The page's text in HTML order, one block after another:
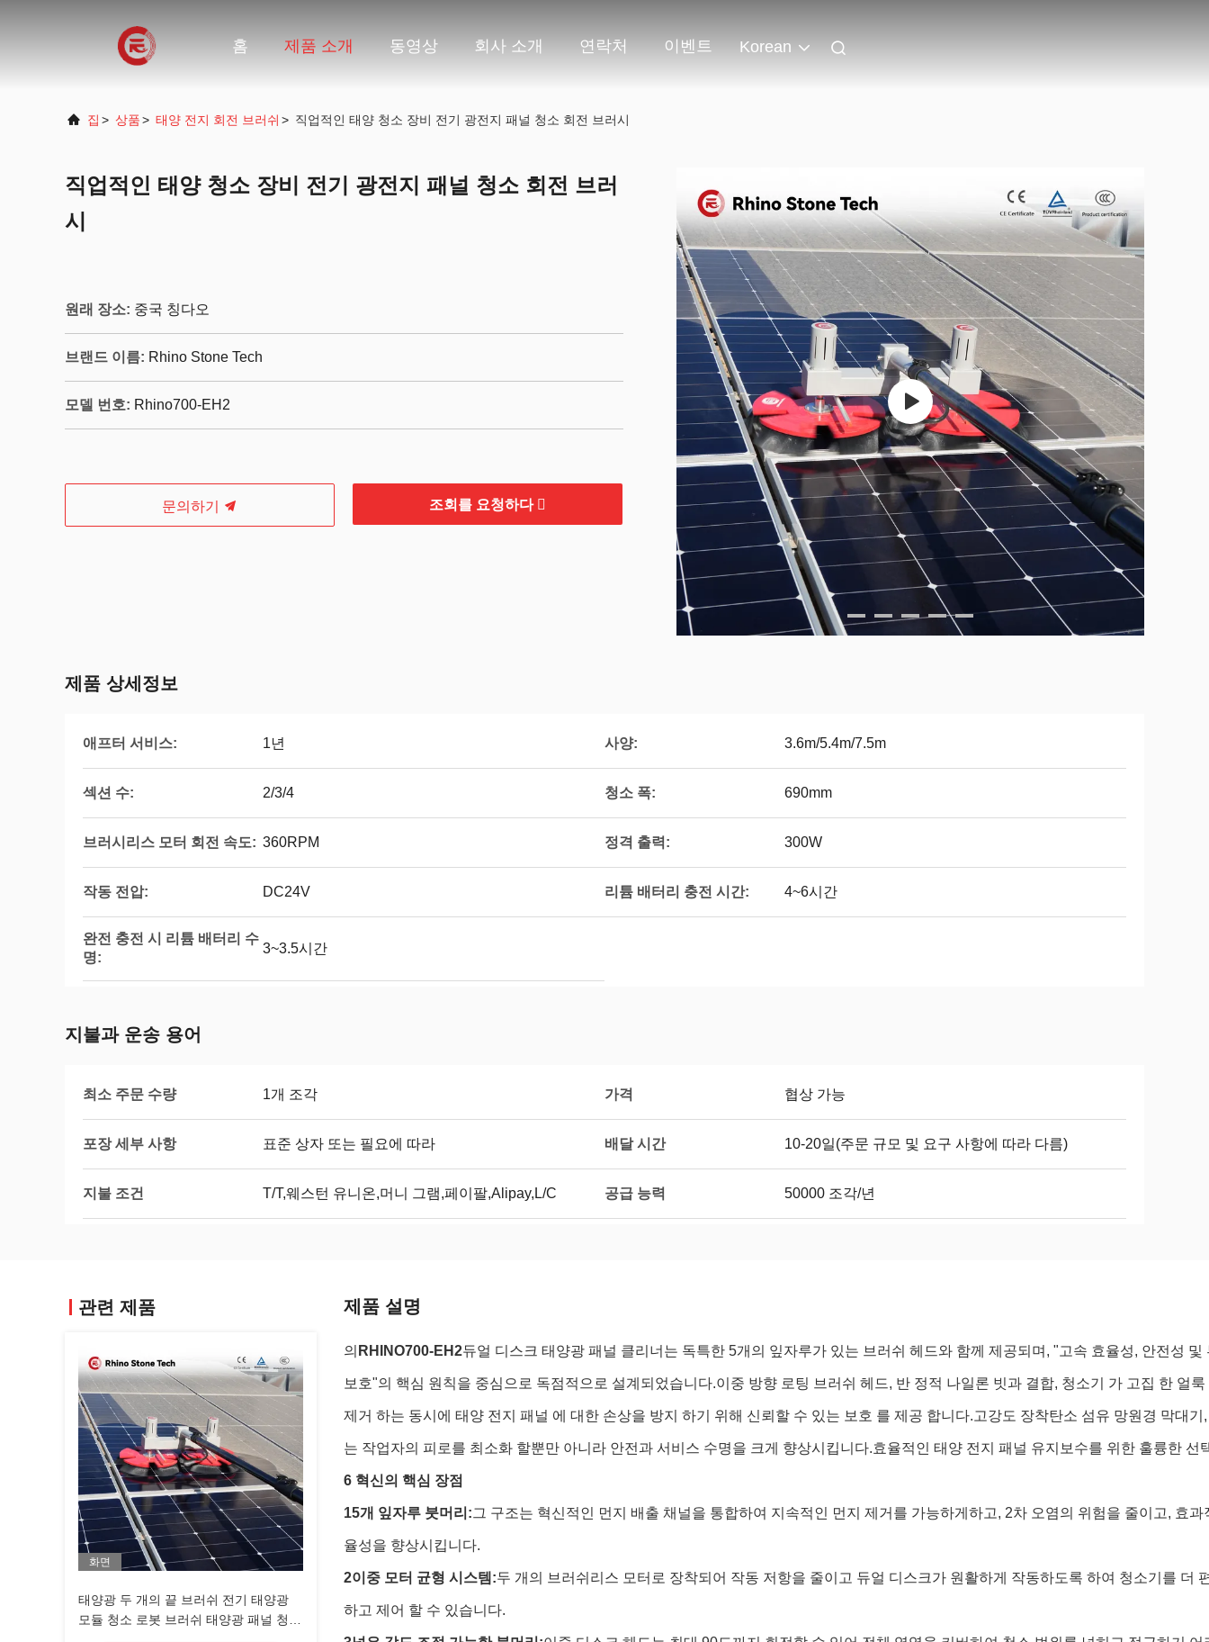
홈 제품 소개 동영상 회사 소개 연락처 이벤트 Korean
집 > 상품> 태양 전지 회전 브러쉬 > 직업적인 태양 청소 장비 전기 광전지 패널 청소 회전 브러시
직업적인 태양 청소 장비 전기 광전지 패널 청소 회전 브러
시
원래 장소: 중국 칭다오
브랜드 이름: Rhino Stone Tech
모델 번호: Rhino700-EH2
문의하기 조회를 요청하다
제품 상세정보
애프터 서비스: 1년 사양: 3.6m/5.4m/7.5m
섹션 수: 2/3/4 청소 폭: 690mm
브러시리스 모터 회전 속도: 360RPM 정격 출력: 300W
작동 전압: DC24V 리튬 배터리 충전 시간: 4~6시간
완전 충전 시 리튬 배터리 수
명:
3~3.5시간
지불과 운송 용어
최소 주문 수량 1개 조각 가격 협상 가능
포장 세부 사항 표준 상자 또는 필요에 따라 배달 시간 10-20일(주문 규모 및 요구 사항에 따라 다름)
지불 조건 T/T,웨스턴 유니온,머니 그램,페이팔,Alipay,L/C 공급 능력 50000 조각/년
관련 제품
화면
태양광 두 개의 끝 브러쉬 전기 태양광
모듈 청소 로봇 브러쉬 태양광 패널 청소
제품 설명
의 RHINO700-EH2듀얼 디스크 태양광 패널 클리너는 독특한 5개의 잎자루가 있는 브러쉬 헤드와 함께 제공되며, "고속 효율성, 안전성 및
보호"의 핵심 원칙을 중심으로 독점적으로 설계되었습니다.이중 방향 로팅 브러쉬 헤드, 반 정적 나일론 빗과 결합, 청소기 가 고집 한 얼
제거 하는 동시에 태양 전지 패널 에 대한 손상을 방지 하기 위해 신뢰할 수 있는 보호 를 제공 합니다.고강도 장착탄소 섬유 망원경 막대기
는 작업자의 피로를 최소화 할뿐만 아니라 안전과 서비스 수명을 크게 향상시킵니다.효율적인 태양 전지 패널 유지보수를 위한 훌륭한 선
6 혁신의 핵심 장점
15개 잎자루 붓머리:그 구조는 혁신적인 먼지 배출 채널을 통합하여 지속적인 먼지 제거를 가능하게하고, 2차 오염의 위험을 줄이고, 효과
율성을 향상시킵니다.
2이중 모터 균형 시스템:두 개의 브러쉬리스 모터로 장착되어 작동 저항을 줄이고 듀얼 디스크가 원활하게 작동하도록 하여 청소기를 더
하고 제어 할 수 있습니다.